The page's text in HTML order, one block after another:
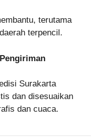
terutama
terpencil.
Surakarta
dan disesuaikan
dan cuaca.